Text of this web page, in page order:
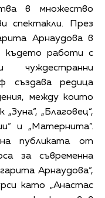
в множество
спектакли. През
Арнаудова в
където работи с
чуждестранни
създава редица
между които
„Благовец“,
и „Матернита“.
публиката от
за съвременна
Арнаудова“,
като „Анастас